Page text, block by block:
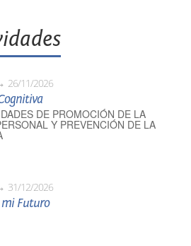
26/11/2026
DE PROMOCIÓN DE LA
Y PREVENCIÓN DE LA
31/12/2026
mi Futuro